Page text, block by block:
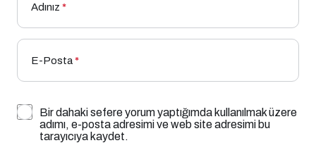
Adınız *
E-Posta*
Bir dahaki sefere yorum yaptığımda kullanılmak üzere
adımı, e-posta adresimi ve web site adresimi bu
tarayıcıya kaydet.